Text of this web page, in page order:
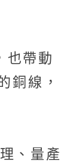
也帶動
銅線，
、量產